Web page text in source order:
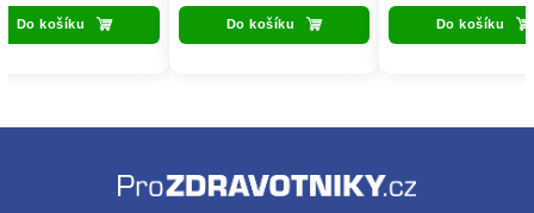
Do košíku Do košíku Do košíku